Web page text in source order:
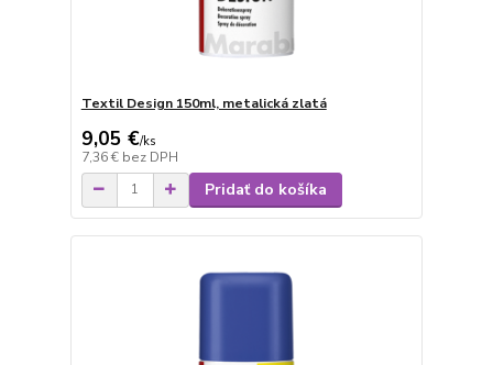
Textil Design 150ml, metalická zlatá
9,05 €/ks
7,36 € bez DPH
Pridať do košíka